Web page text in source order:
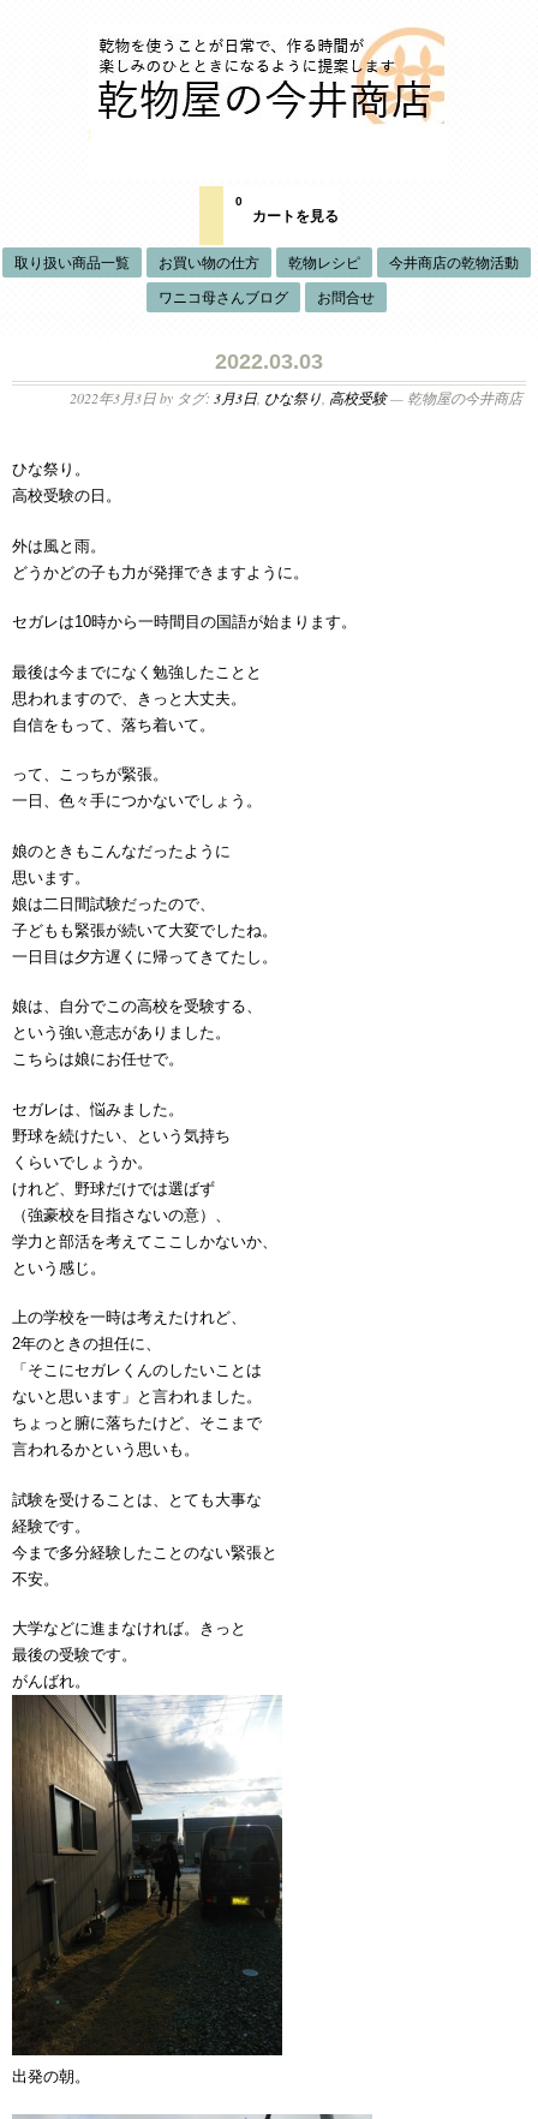
カートを見る
0
取り扱い商品一覧 お買い物の仕方 乾物レシピ 今井商店の乾物活動
ワニコ母さんブログ お問合せ
2022.03.03
2022年3月3日by タグ: 3月3日 ひな祭り 高校受験— 乾物屋の今井商店
ひな祭り。
高校受験の日。
外は風と雨。
どうかどの子も力が発揮できますように。
セガレは10時から一時間目の国語が始まります。
最後は今までになく勉強したことと
思われますので、きっと大丈夫。
自信をもって、落ち着いて。
って、こっちが緊張。
一日、色々手につかないでしょう。
娘のときもこんなだったように
思います。
娘は二日間試験だったので、
子どもも緊張が続いて大変でしたね。
一日目は夕方遅くに帰ってきてたし。
娘は、自分でこの高校を受験する、
という強い意志がありました。
こちらは娘にお任せで。
セガレは、悩みました。
野球を続けたい、という気持ち
くらいでしょうか。
けれど、野球だけでは選ばず
（強豪校を目指さないの意）、
学力と部活を考えてここしかないか、
という感じ。
上の学校を一時は考えたけれど、
2年のときの担任に、
「そこにセガレくんのしたいことは
ないと思います」と言われました。
ちょっと腑に落ちたけど、そこまで
言われるかという思いも。
試験を受けることは、とても大事な
経験です。
今まで多分経験したことのない緊張と
不安。
大学などに進まなければ。きっと
最後の受験です。
がんばれ。
出発の朝。